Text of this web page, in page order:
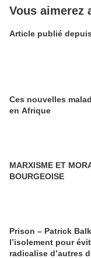
Vous aimerez
Ces nouvelles
en Afrique
MARXISME ET
BOURGEOISE
Prison – Patrick
l’isolement pour
radicalise d’autres